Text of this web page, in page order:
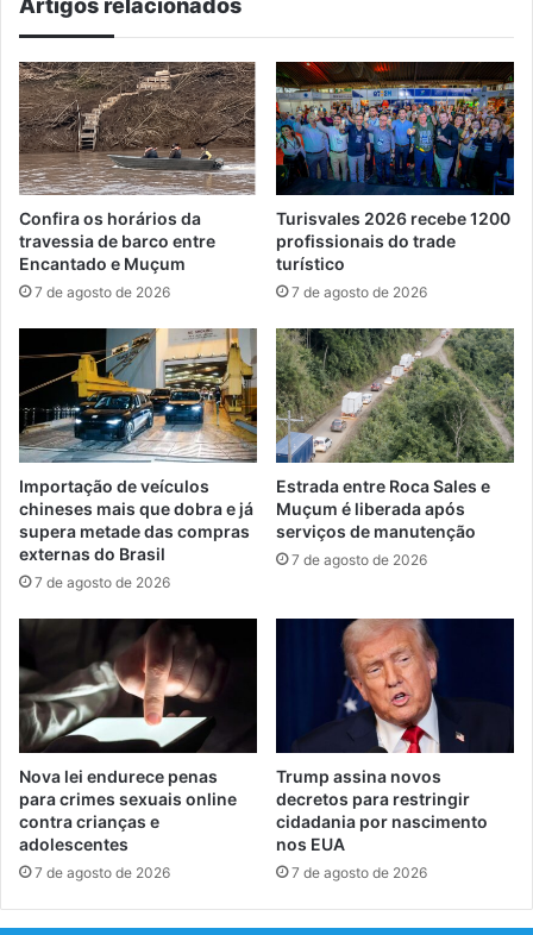
Confira os horários da
travessia de barco entre
Encantado e Muçum
7 de agosto de 2026
Turisvales 2026 recebe 1200
profissionais do trade
turístico
7 de agosto de 2026
Importação de veículos
chineses mais que dobra e já
supera metade das compras
externas do Brasil
7 de agosto de 2026
Estrada entre Roca Sales e
Muçum é liberada após
serviços de manutenção
7 de agosto de 2026
Nova lei endurece penas
para crimes sexuais online
contra crianças e
adolescentes
7 de agosto de 2026
Trump assina novos
decretos para restringir
cidadania por nascimento
nos EUA
7 de agosto de 2026